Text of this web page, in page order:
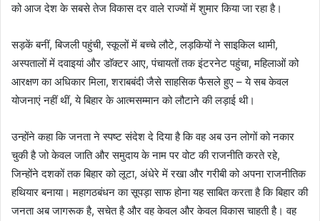
को आज देश के सबसे तेज विकास दर वाले राज्यों में शुमार किया जा रहा है।
सड़कें बनीं, बिजली पहुंची, स्कूलों में बच्चे लौटे, लड़कियों ने साइकिल थामी,
अस्पतालों में दवाइयां और डाॅक्टर आए, पंचायतों तक इंटरनेट पहुंचा, महिलाओं को
आरक्षण का अधिकार मिला, शराबबंदी जैसे साहसिक फैसले हुए – ये सब केवल
योजनाएं नहीं थीं, ये बिहार के आत्मसम्मान को लौटाने की लड़ाई थी।
उन्होंने कहा कि जनता ने स्पष्ट संदेश दे दिया है कि वह अब उन लोगों को नकार
चुकी है जो केवल जाति और समुदाय के नाम पर वोट की राजनीति करते रहे,
जिन्होंने दशकों तक बिहार को लूटा, अंधेरे में रखा और गरीबी को अपना राजनीतिक
हथियार बनाया। महागठबंधन का सूपड़ा साफ होना यह साबित करता है कि बिहार की
जनता अब जागरूक है, सचेत है और वह केवल और केवल विकास चाहती है। वह